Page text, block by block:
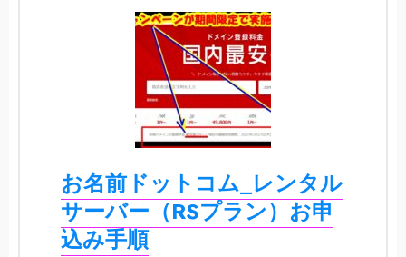
お名前ドットコム_レンタル
サーバー（RSプラン）お申
込み手順